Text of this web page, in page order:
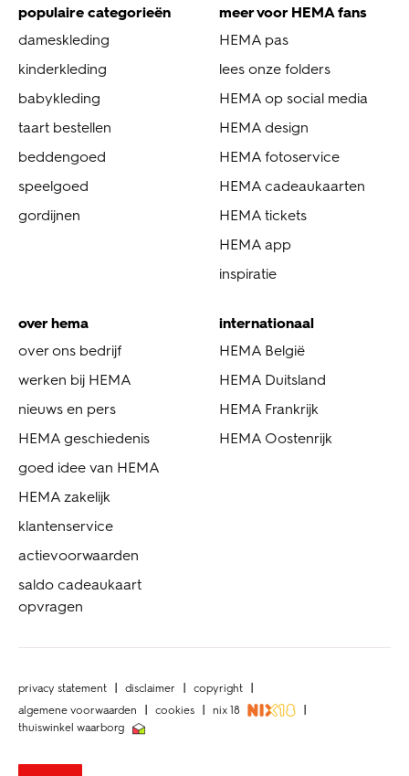
populaire categorieën
dameskleding
kinderkleding
babykleding
taart bestellen
beddengoed
speelgoed
gordijnen
meer voor HEMA fans
HEMA pas
lees onze folders
HEMA op social media
HEMA design
HEMA fotoservice
HEMA cadeaukaarten
HEMA tickets
HEMA app
inspiratie
over hema
over ons bedrijf
werken bij HEMA
nieuws en pers
HEMA geschiedenis
goed idee van HEMA
HEMA zakelijk
klantenservice
actievoorwaarden
saldo cadeaukaart
opvragen
internationaal
HEMA België
HEMA Duitsland
HEMA Frankrijk
HEMA Oostenrijk
privacy statement disclaimer
copyright
algemene voorwaarden
cookies
nix 18
thuiswinkel waarborg